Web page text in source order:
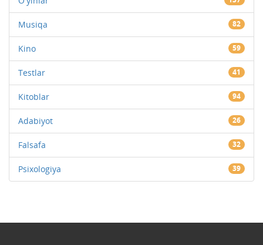
Musiqa 82
Kino 59
Testlar 41
Kitoblar 94
Adabiyot 26
Falsafa 32
Psixologiya 39